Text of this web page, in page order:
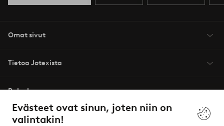
Evästeet ovat sinun, joten niin on
valintakin!
Omat sivut
Tietoa Jotexista
Palvelumme
Ehdot